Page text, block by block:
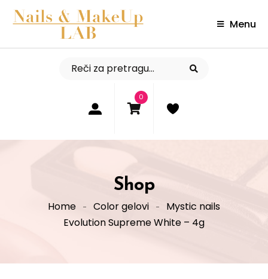
Menu
0
Shop
Home Color gelovi
Mystic nails
Evolution Supreme White – 4g